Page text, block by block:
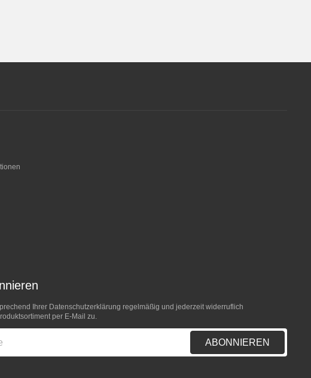
Ihrer Datenschutzerklärung regelmäßig und jederzeit widerruflich
per E-Mail zu.
ABONNIEREN